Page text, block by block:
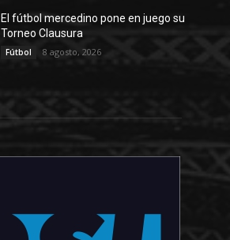
El fútbol mercedino pone en juego su
Torneo Clausura
Fútbol 8 agosto, 2026